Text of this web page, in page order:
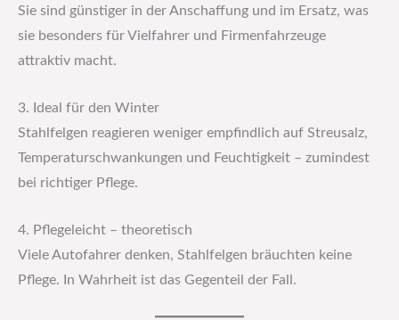
Sie sind günstiger in der Anschaffung und im Ersatz, was
sie besonders für Vielfahrer und Firmenfahrzeuge
attraktiv macht.
3. Ideal für den Winter
Stahlfelgen reagieren weniger empfindlich auf Streusalz,
Temperaturschwankungen und Feuchtigkeit – zumindest
bei richtiger Pflege.
4. Pflegeleicht – theoretisch
Viele Autofahrer denken, Stahlfelgen bräuchten keine
Pflege. In Wahrheit ist das Gegenteil der Fall.